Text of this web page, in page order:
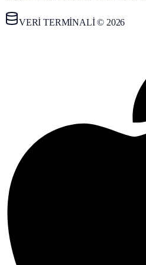
VERİ TERMİNALİ © 2026